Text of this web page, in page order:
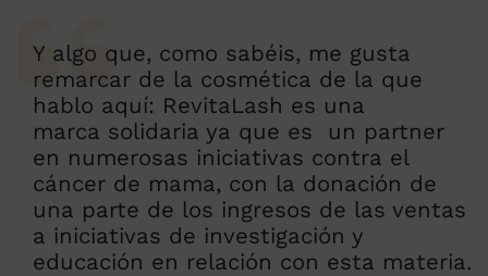
Y algo que, como sabéis, me gusta
remarcar de la cosmética de la que
hablo aquí: RevitaLash es una
marca solidaria ya que es un partner
en numerosas iniciativas contra el
cáncer de mama, con la donación de
una parte de los ingresos de las ventas
a iniciativas de investigación y
educación en relación con esta materia.